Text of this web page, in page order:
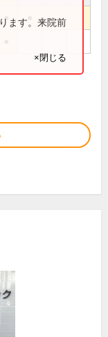
●ます。来院前
×閉じる